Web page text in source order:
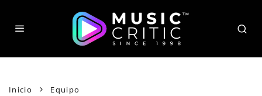
Inicio Equipo